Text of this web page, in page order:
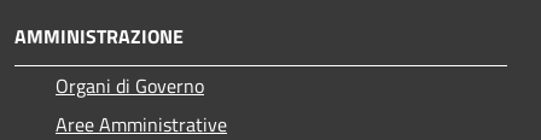
AMMINISTRAZIONE
Organi di Governo
Aree Amministrative